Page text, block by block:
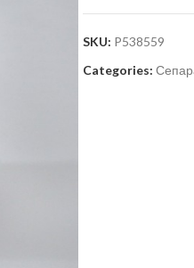
SKU: P538559
Categories: